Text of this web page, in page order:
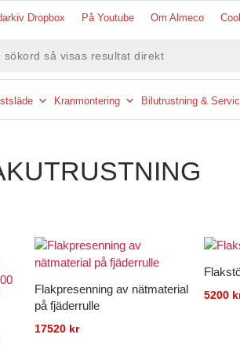
Dropbox På Youtube Om Almeco
Kranmontering Bilutrustning &
Flakpresenning av nätmaterial
på fjäderrulle
17520 kr
5200